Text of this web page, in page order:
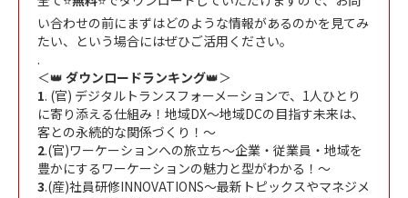
い合わせの前にまずはどのような情報があるのかを見てみ
たい、という場合にはぜひご活用ください。
.
＜👑 ダウンロードランキング👑＞
1. (官) デジタルトランスフォーメーションで、1人ひとり
に寄り添える仕組み！地域DX～地域DCの目指す未来は、
客との永続的な関係づくり！～
2.(官)ワーケーションへの旅立ち～企業・従業員・地域を
豊かにするワーケーションの魅力と型がわかる！～
3.(産)社員研修INNOVATIONS～最新トピックスやマネジメ